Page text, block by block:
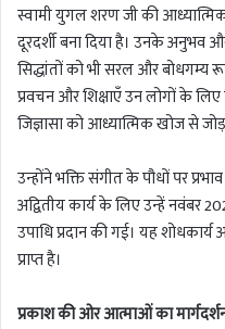
स्वामी युगल शरण जी की
दूरदर्शी बना दिया है। उनके अनुभव
सिद्धांतों को भी सरल और बोधगम्य
प्रवचन और शिक्षाएँ उन लोगों के
जिज्ञासा को आध्यात्मिक खोज से
उन्होंने भक्ति संगीत के पौधों पर
अद्वितीय कार्य के लिए उन्हें नवंबर
उपाधि प्रदान की गई। यह शोधकार्य
प्राप्त है।
प्रकाश की ओर आत्माओं का